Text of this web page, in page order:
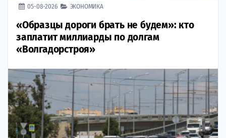
05-08-2026 ЭКОНОМИКА
«Образцы дороги брать не будем»: кто
заплатит миллиарды по долгам
«Волгадорстроя»